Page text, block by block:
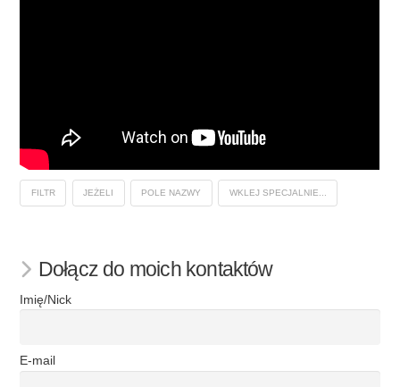
FILTR JEŻELI POLE NAZWY WKLEJ SPECJALNIE...
Dołącz do moich kontaktów
Imię/Nick
E-mail